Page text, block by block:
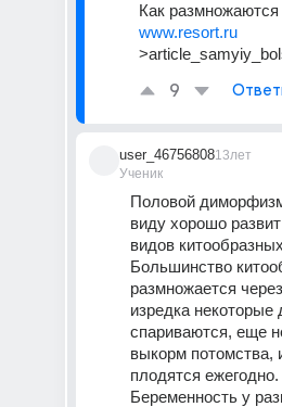
Как
www.resort.ru
9
user_46756808
Ученик
13лет
Половой
виду хорошо
видов
Большинство
размножается
изредка
спариваются, еще
выкорм потомства,
плодятся ежегодно.
Беременность у